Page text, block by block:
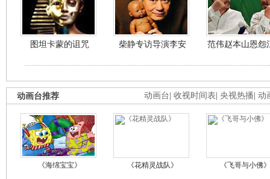
图坦卡蒙的诅咒 柴静专访导演李安 范伟赵本山恩怨
动画台 收视时间表 央视热播 动
动画台推荐
《海绵宝宝》 《花精灵战队》 《飞哥与小佛》